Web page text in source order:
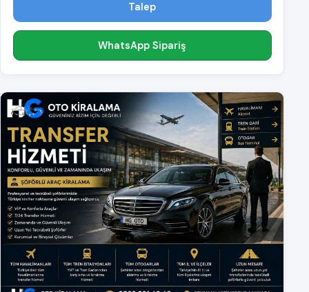
Talep
WhatsApp Sipariş